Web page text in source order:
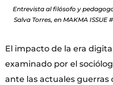
Entrevista al filósofo y
Salva Torres, en MAKMA ISSUE
El impacto de la era
examinado por el
ante las actuales guerras